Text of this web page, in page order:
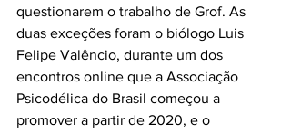
questionarem o trabalho de Grof. As
duas exceções foram o biólogo Luis
Felipe Valêncio, durante um dos
encontros online que a Associação
Psicodélica do Brasil começou a
promover a partir de 2020, e o